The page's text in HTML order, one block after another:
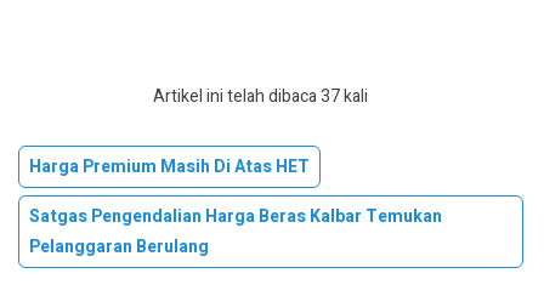
Artikel ini telah dibaca 37 kali
Harga Premium Masih Di Atas HET
Satgas Pengendalian Harga Beras Kalbar Temukan
Pelanggaran Berulang